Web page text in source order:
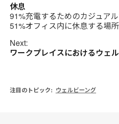
休息
91%充電するためのカジュア
51%オフィス内に休息する場
Next:
ワークプレイスにおけるウェ
注目のトピック: ウェルビーング